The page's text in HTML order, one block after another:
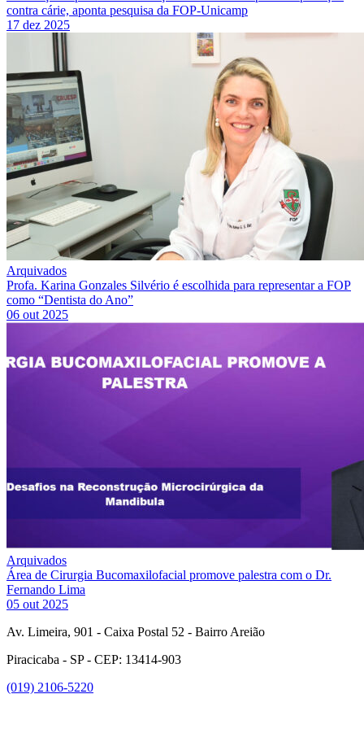
contra cárie, aponta pesquisa da FOP-Unicamp
17 dez 2025
Arquivados
Profa. Karina Gonzales Silvério é escolhida para representar a FOP
como “Dentista do Ano”
06 out 2025
Arquivados
Área de Cirurgia Bucomaxilofacial promove palestra com o Dr.
Fernando Lima
05 out 2025
Av. Limeira, 901 - Caixa Postal 52 - Bairro Areião
Piracicaba - SP - CEP: 13414-903
(019) 2106-5220